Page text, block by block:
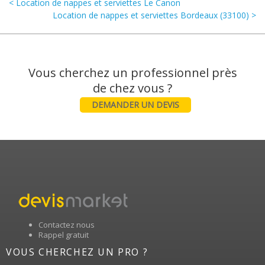
< Location de nappes et serviettes Le Canon
Location de nappes et serviettes Bordeaux (33100) >
Vous cherchez un professionnel près
DEMANDER UN DEVIS
Contactez nous
Rappel gratuit
VOUS CHERCHEZ UN PRO ?